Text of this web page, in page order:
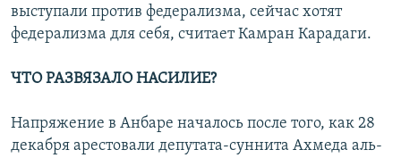
выступали против федерализма, сейчас хотят
федерализма для себя, считает Камран Карадаги.
ЧТО РАЗВЯЗАЛО НАСИЛИЕ?
Напряжение в Анбаре началось после того, как 28
декабря арестовали депутата-суннита Ахмеда аль-